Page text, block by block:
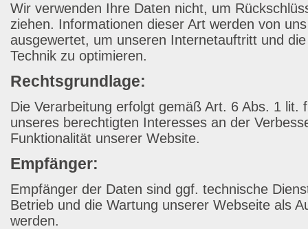
Wir verwenden Ihre Daten nicht, um
ziehen. Informationen dieser Art werden von
ausgewertet, um unseren Internetauftritt und
Technik zu optimieren.
Rechtsgrundlage:
Die Verarbeitung erfolgt gemäß Art. 6 Abs. 1 lit.
unseres berechtigten Interesses an der
Funktionalität unserer Website.
Empfänger:
Empfänger der Daten sind ggf. technische
Betrieb und die Wartung unserer Webseite als
werden.